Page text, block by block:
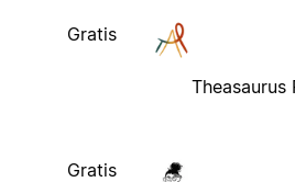
Gratis
Theasaurus
Gratis